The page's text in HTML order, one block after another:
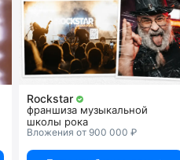
Rockstar
франшиза музыкальной
школы рока
Вложения от 900 000 ₽